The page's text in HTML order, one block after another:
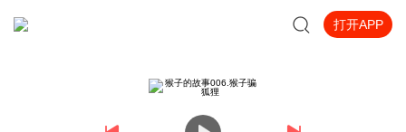
打开APP